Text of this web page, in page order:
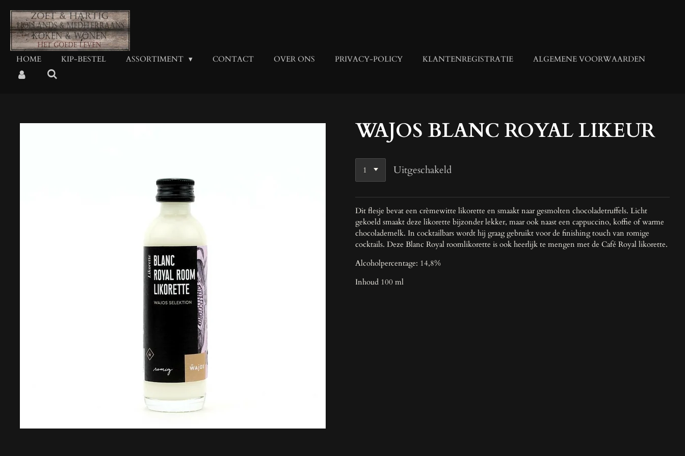
Ga
direct
naar
de
hoofdinhoud
HOME KIP-BESTEL ASSORTIMENT CONTACT OVER ONS PRIVACY-POLICY KLANTENREGISTRATIE ALGEMENE VOORWAARDEN
WAJOS BLANC ROYAL LIKEUR
Uitgeschakeld
Dit flesje bevat een crèmewitte likorette en smaakt naar gesmolten chocoladetruffels. Licht
gekoeld smaakt deze likorette bijzonder lekker, maar ook naast een cappuccino, koffie of warme
chocolademelk. In cocktailbars wordt hij graag gebruikt voor de finishing touch van romige
cocktails. Deze Blanc Royal roomlikorette is ook heerlijk te mengen met de Café Royal likorette.
Alcoholpercentage: 14,8%
Inhoud 100 ml